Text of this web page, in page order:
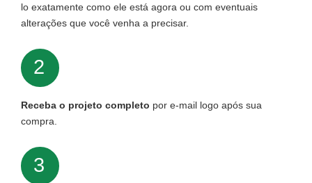
lo exatamente como ele está agora ou com eventuais
alterações que você venha a precisar.
2
Receba o projeto completo por e-mail logo após sua
compra.
3